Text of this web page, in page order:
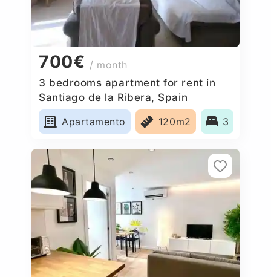
700€ / month
3 bedrooms apartment for rent in
Santiago de la Ribera, Spain
Apartamento
120m2 3